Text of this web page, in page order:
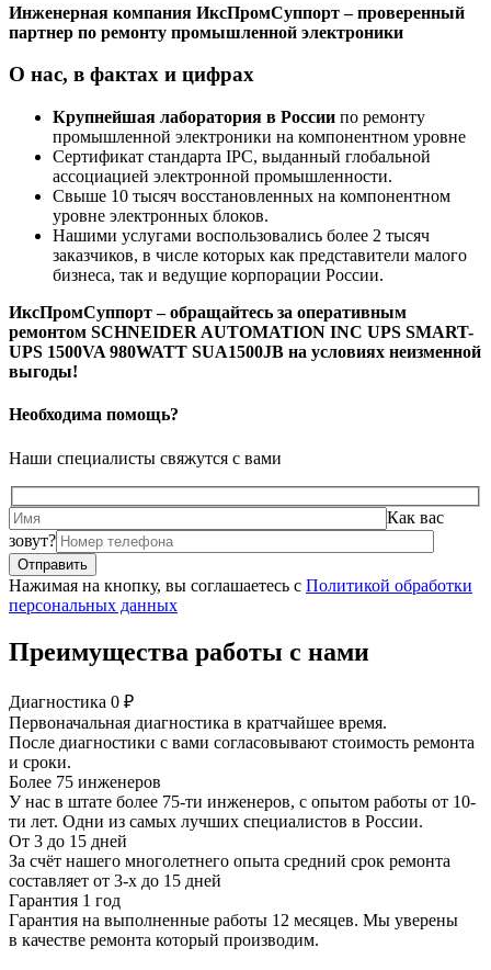
Инженерная компания ИксПромСуппорт – проверенный
партнер по ремонту промышленной электроники
О нас, в фактах и цифрах
Крупнейшая лаборатория в России по ремонту
промышленной электроники на компонентном уровне
Сертификат стандарта IPC, выданный глобальной
ассоциацией электронной промышленности.
Свыше 10 тысяч восстановленных на компонентном
уровне электронных блоков.
Нашими услугами воспользовались более 2 тысяч
заказчиков, в числе которых как представители малого
бизнеса, так и ведущие корпорации России.
ИксПромСуппорт – обращайтесь за оперативным
ремонтом SCHNEIDER AUTOMATION INC UPS SMART-
UPS 1500VA 980WATT SUA1500JB на условиях неизменной
выгоды!
Необходима помощь?
Наши специалисты свяжутся с вами
Как вас
зовут?
Нажимая на кнопку, вы соглашаетесь с Политикой обработки
персональных данных
Преимущества работы с нами
Диагностика 0 ₽
Первоначальная диагностика в кратчайшее время.
После диагностики с вами согласовывают стоимость ремонта
и сроки.
Более 75 инженеров
У нас в штате более 75-ти инженеров, с опытом работы от 10-
ти лет. Одни из самых лучших специалистов в России.
От 3 до 15 дней
За счёт нашего многолетнего опыта средний срок ремонта
составляет от 3-х до 15 дней
Гарантия 1 год
Гарантия на выполненные работы 12 месяцев. Мы уверены
в качестве ремонта который производим.